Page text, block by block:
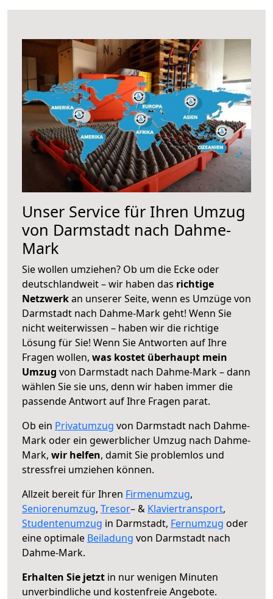
Unser Service für Ihren Umzug
von Darmstadt nach Dahme-
Mark
Sie wollen umziehen? Ob um die Ecke oder
deutschlandweit – wir haben das richtige
Netzwerkan unserer Seite, wenn es Umzüge von
Darmstadt nach Dahme-Mark geht! Wenn Sie
nicht weiterwissen – haben wir die richtige
Lösung für Sie! Wenn Sie Antworten auf Ihre
Fragen wollen, was kostet überhaupt mein
Umzug von Darmstadt nach Dahme-Mark – dann
wählen Sie sie uns, denn wir haben immer die
passende Antwort auf Ihre Fragen parat.
Ob ein Privatumzug von Darmstadt nach Dahme-
Mark oder ein gewerblicher Umzug nach Dahme-
Mark, wir helfen, damit Sie problemlos und
stressfrei umziehen können.
Allzeit bereit für Ihren Firmenumzug,
Seniorenumzug, Tresor– & Klaviertransport,
Studentenumzug in Darmstadt, Fernumzug oder
eine optimale Beiladung von Darmstadt nach
Dahme-Mark.
Erhalten Sie jetzt in nur wenigen Minuten
unverbindliche und kostenfreie Angebote.